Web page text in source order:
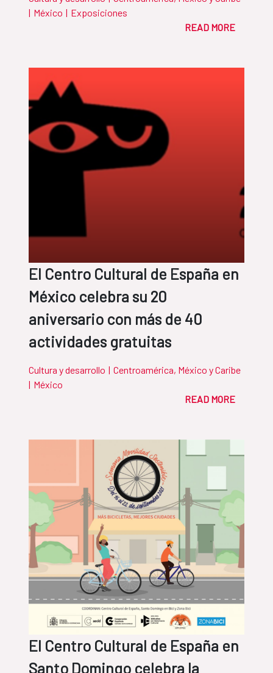
| México | Exposiciones
READ MORE
El Centro Cultural de España en
México celebra su 20
aniversario con más de 40
actividades gratuitas
Cultura y desarrollo | Centroamérica, México y Caribe
| México
READ MORE
El Centro Cultural de España en
Santo Domingo celebra la